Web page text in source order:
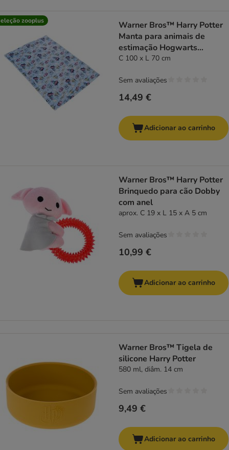
zooplus
Warner Bros™ Harry Potter
Manta para animais de
estimação Hogwarts
Express
C 100 x L 70 cm
14,49 €
Sem avaliações
Adicionar ao carrinho
Warner Bros™ Harry Potter
Brinquedo para cão Dobby
com anel
aprox. C 19 x L 15 x A 5 cm
10,99 €
Sem avaliações
Adicionar ao carrinho
Warner Bros™ Tigela de
silicone Harry Potter
580 ml, diâm. 14 cm
9,49 €
Sem avaliações
Adicionar ao carrinho